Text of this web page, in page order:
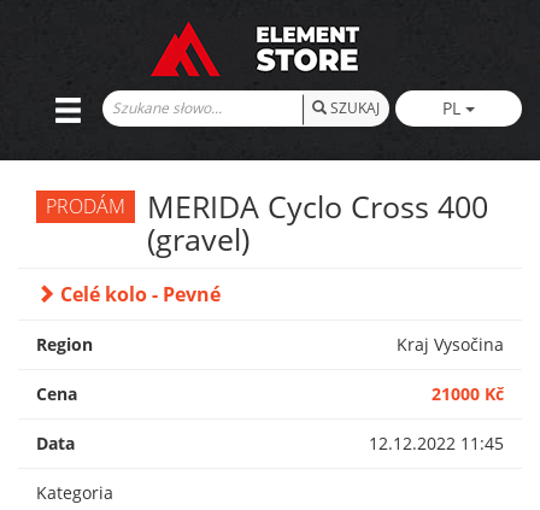
SZUKAJ PL
PRODÁM MERIDA Cyclo Cross 400
(gravel)
Celé kolo - Pevné
Region Kraj Vysočina
Cena 21000 Kč
Data 12.12.2022 11:45
Kategoria